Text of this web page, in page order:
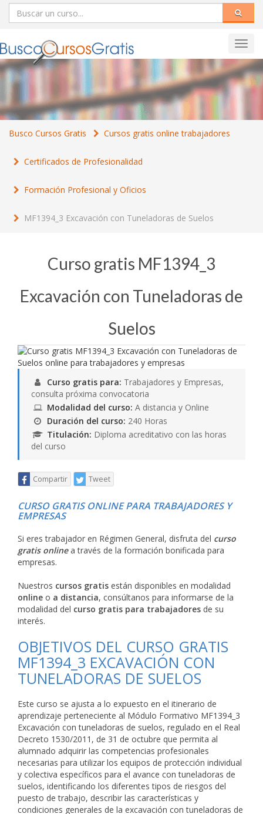
Busco Cursos Gratis Cursos gratis online trabajadores
Certificados de Profesionalidad
Formación Profesional y Oficios
MF1394_3 Excavación con Tuneladoras de Suelos
Curso gratis MF1394_3
Excavación con Tuneladoras de
Suelos
Curso gratis para: Trabajadores y Empresas,
consulta próxima convocatoria
Modalidad del curso: A distancia y Online
Duración del curso: 240 Horas
Titulación: Diploma acreditativo con las horas
del curso
Compartir Tweet
CURSO GRATIS ONLINE PARA TRABAJADORES Y
EMPRESAS
Si eres trabajador en Régimen General, disfruta del curso
gratis onlinea través de la formación bonificada para
empresas.
Nuestros cursos gratis están disponibles en modalidad
online o a distancia, consúltanos para informarse de la
modalidad del curso gratis para trabajadores de su
interés.
OBJETIVOS DEL CURSO GRATIS
MF1394_3 EXCAVACIÓN CON
TUNELADORAS DE SUELOS
Este curso se ajusta a lo expuesto en el itinerario de
aprendizaje perteneciente al Módulo Formativo MF1394_3
Excavación con tuneladoras de suelos, regulado en el Real
Decreto 1530/2011, de 31 de octubre que permita al
alumnado adquirir las competencias profesionales
necesarias para utilizar los equipos de protección individual
y colectiva específicos para el avance con tuneladoras de
suelos, identificando los diferentes tipos de riesgos del
puesto de trabajo, describir las características y
condiciones generales de la excavación con tuneladoras de